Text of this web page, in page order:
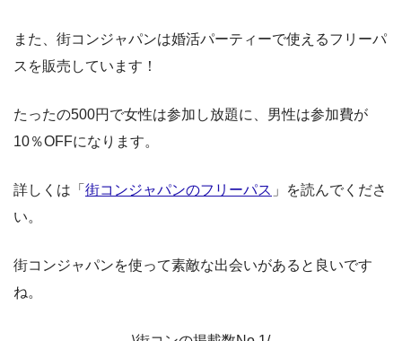
また、街コンジャパンは婚活パーティーで使えるフリーパ
スを販売しています！
たったの500円で女性は参加し放題に、男性は参加費が
10％OFFになります。
詳しくは「 街コンジャパンのフリーパス 」を読んでくださ
い。
街コンジャパンを使って素敵な出会いがあると良いです
ね。